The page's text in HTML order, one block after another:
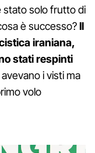
stato solo frutto di
è successo?Il
iraniana,
stati respinti
i visti ma
volo